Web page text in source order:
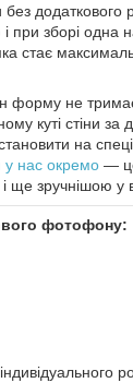
додаткового
при зборі одна
стає
форму не
куті стіни
на
у нас окремо —
ще зручнішою у
фотофону: